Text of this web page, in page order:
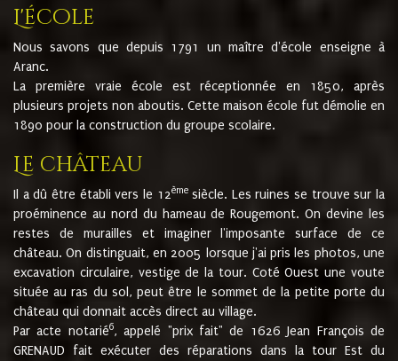
L'école
Nous savons que depuis 1791 un maître d'école enseigne à
Aranc.
La première vraie école est réceptionnée en 1850, après
plusieurs projets non aboutis. Cette maison école fut démolie en
1890 pour la construction du groupe scolaire.
Le château
Il a dû être établi vers le 12èmesiècle. Les ruines se trouve sur la
proéminence au nord du hameau de Rougemont. On devine les
restes de murailles et imaginer l'imposante surface de ce
château. On distinguait, en 2005 lorsque j'ai pris les photos, une
excavation circulaire, vestige de la tour. Coté Ouest une voute
située au ras du sol, peut être le sommet de la petite porte du
château qui donnait accès direct au village.
Par acte notarié6, appelé "prix fait" de 1626 Jean François de
GRENAUD fait exécuter des réparations dans la tour Est du